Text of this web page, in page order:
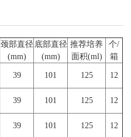
颈部直径
(mm)
底部直径
(mm)
推荐培养
面积(ml)
个/
箱
39 101 125 12
39 101 125 12
39 101 125 12